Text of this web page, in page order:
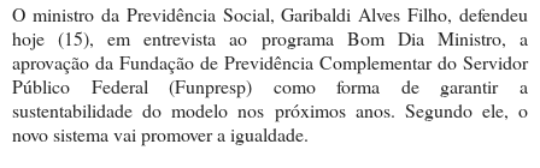
O ministro da Previdência Social, Garibaldi Alves Filho, defendeu
hoje (15), em entrevista ao programa Bom Dia Ministro, a
aprovação da Fundação de Previdência Complementar do Servidor
Público Federal (Funpresp) como forma de garantir a
sustentabilidade do modelo nos próximos anos. Segundo ele, o
novo sistema vai promover a igualdade.